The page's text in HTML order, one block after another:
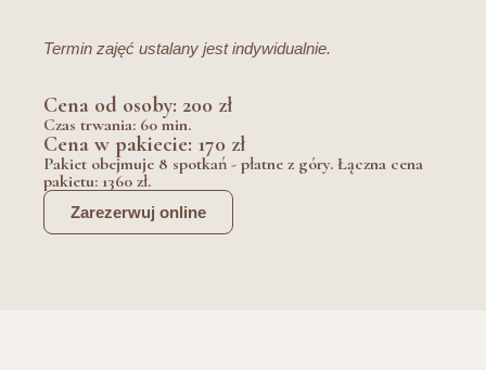
Termin zajęć ustalany jest indywidualnie.
Cena od osoby: 200 zł
Czas trwania: 60 min.
Cena w pakiecie: 170 zł
Pakiet obejmuje 8 spotkań - płatne z góry. Łączna cena
pakietu: 1360 zł.
Zarezerwuj online